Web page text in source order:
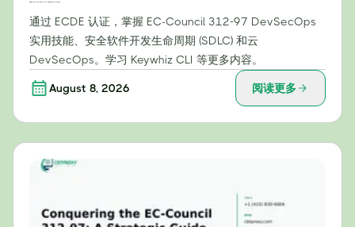
通过 ECDE 认证，掌握 EC-Council 312-97 DevSecOps
实用技能、安全软件开发生命周期 (SDLC) 和云
DevSecOps。学习 Keywhiz CLI 等更多内容。
August 8, 2026 阅读更多